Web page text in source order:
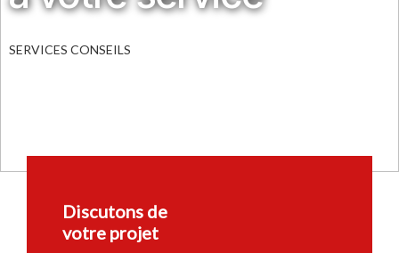
SERVICES CONSEILS
Discutons de
votre projet